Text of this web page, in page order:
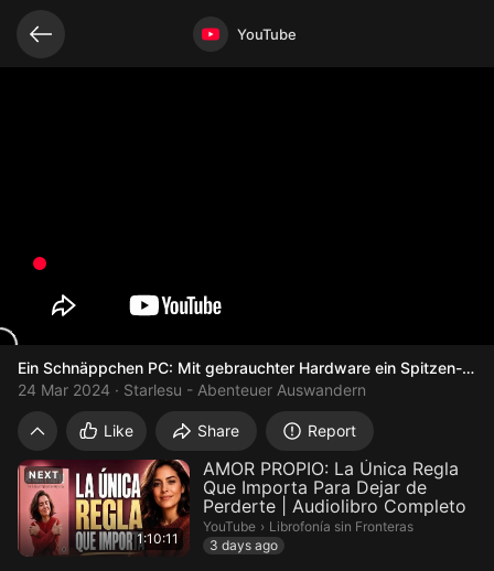
Video opened YouTube
Ein Schnäppchen PC: Mit gebrauchter Hardware ein Spitzen-
Ein Schnäppchen PC: Mit gebrauchter
24 Mar 2024 Starlesu - Abenteuer Auswandern
Like Share Report
Related videos
NEXT
1:10:11
AMOR PROPIO: La Única Regla
Que Importa Para Dejar de
Perderte | Audiolibro Completo
YouTube › Librofonía sin Fronteras.
Librofonía sin Fronteras
3 days ago